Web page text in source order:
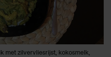
met zilvervliesrijst, kokosmelk,